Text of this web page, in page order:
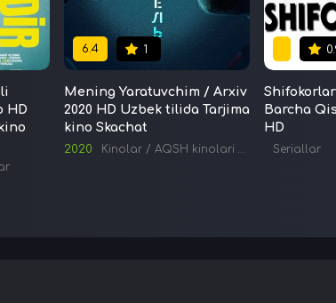
HD
6.4 1
Mening Yaratuvchim / Arxiv
2020 HD Uzbek tilida Tarjima
kino Skachat
2020 Kinolar / AQSH kinolari Tarjima kinolar
Barcha
HD
Seriallar